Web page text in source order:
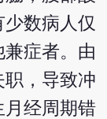
数病人仅
兼症者。由
，导致冲
月经周期错